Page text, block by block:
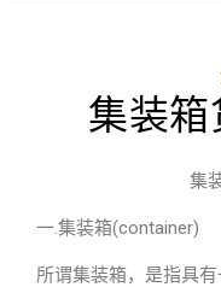
集装箱
集
一.集装箱(container)
所谓集装箱，是指具